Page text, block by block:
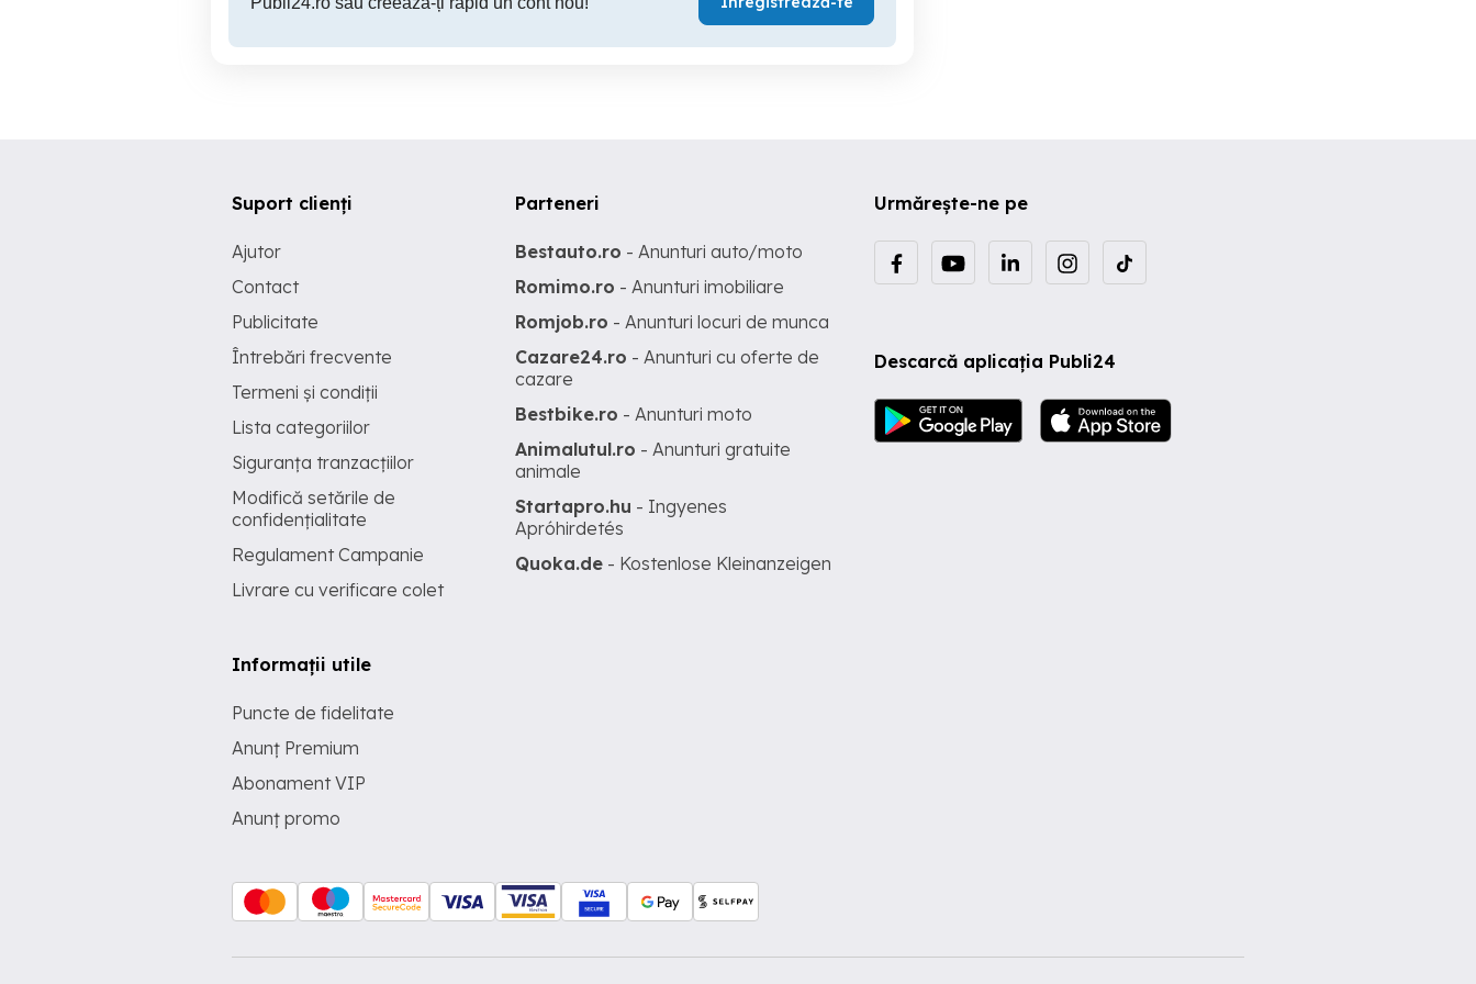
Urmărește-ne pe
Descarcă aplicația Publi24
Suport clienți
Ajutor
Contact
Publicitate
Întrebări frecvente
Termeni și condiții
Lista categoriilor
Siguranța tranzacțiilor
Modifică setările de
confidențialitate
Regulament Campanie
Livrare cu verificare colet
Informații utile
Puncte de fidelitate
Anunț Premium
Abonament VIP
Anunț promo
Parteneri
Bestauto.ro - Anunturi auto/moto
Romimo.ro - Anunturi imobiliare
Romjob.ro - Anunturi locuri de munca
Cazare24.ro - Anunturi cu oferte de
cazare
Bestbike.ro - Anunturi moto
Animalutul.ro - Anunturi gratuite
animale
Startapro.hu - Ingyenes
Apróhirdetés
Quoka.de - Kostenlose Kleinanzeigen